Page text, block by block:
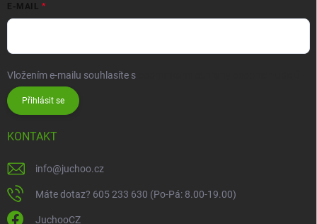
E-MAIL
Vložením e-mailu souhlasíte s
Přihlásit se
KONTAKT
info@juchoo.cz
Máte dotaz? 605 233 630 (Po-Pá: 8.00-19.00)
JuchooCZ